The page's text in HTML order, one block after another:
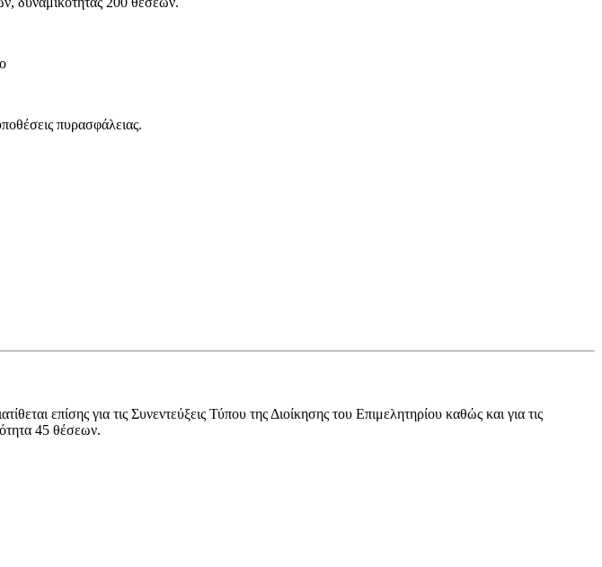
πυρασφάλειας.
επίσης για τις Συνεντεύξεις Τύπου της Διοίκησης του Επιμελητηρίου καθώς και για τις
45 θέσεων.